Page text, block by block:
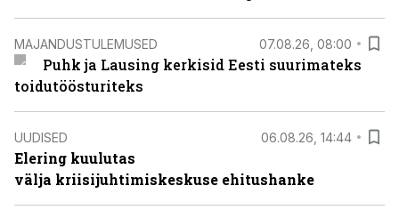
MAJANDUSTULEMUSED 07.08.26, 08:00
Puhk ja Lausing kerkisid Eesti suurimateks
toidutöösturiteks
UUDISED 06.08.26, 14:44
Elering kuulutas
välja kriisijuhtimiskeskuse ehitushanke